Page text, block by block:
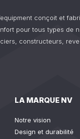
conçoit et
pour tous types de
constructeurs,
LA MARQUE NV
Notre vision
Design et durabilité